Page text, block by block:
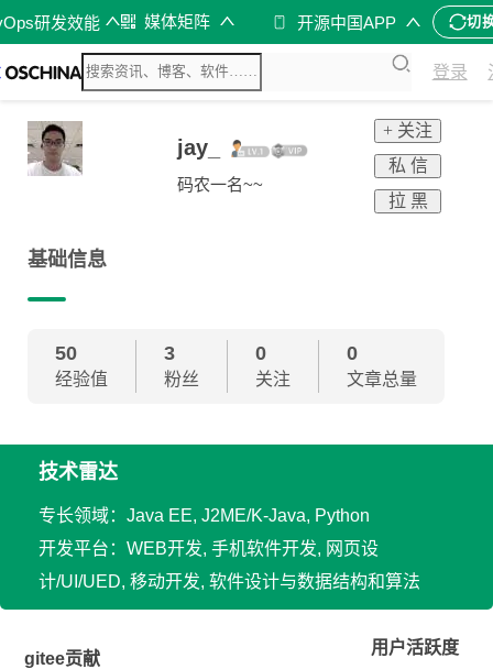
研发效能 媒体矩阵 开源中国APP 切
登录
jay_
码农一名~~
+ 关注
私 信
拉 黑
基础信息
50
经验值
3
粉丝
0
关注
0
文章总量
技术雷达
专长领域：Java EE, J2ME/K-Java, Python
开发平台：WEB开发, 手机软件开发, 网页设
计/UI/UED, 移动开发, 软件设计与数据结构和算法
gitee贡献
用户活跃度